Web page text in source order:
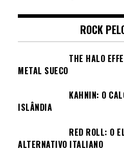
ROCK
THE HALO
METAL SUECO
KAHNIN: O
ISLÂNDIA
RED ROLL: O
ALTERNATIVO ITALIANO